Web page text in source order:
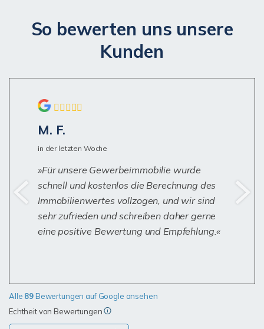
So bewerten uns unsere
Kunden
M. F.
in der letzten Woche
Für unsere Gewerbeimmobilie wurde
schnell und kostenlos die Berechnung des
Immobilienwertes vollzogen, und wir sind
sehr zufrieden und schreiben daher gerne
eine positive Bewertung und Empfehlung.
Alle 89 Bewertungen auf Google ansehen
Echtheit von Bewertungen